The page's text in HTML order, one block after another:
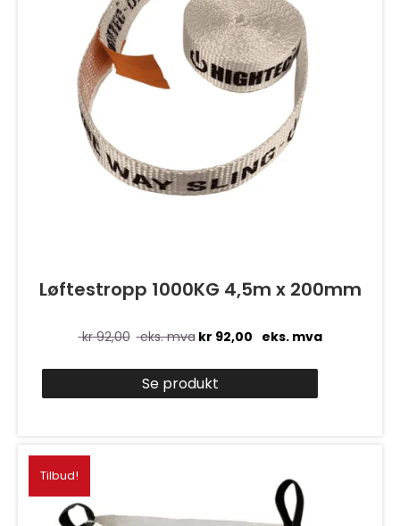
Løftestropp 1000KG 4,5m x 200mm
kr92,00 eks. mva kr 92,00 eks. mva
Se produkt
Tilbud!